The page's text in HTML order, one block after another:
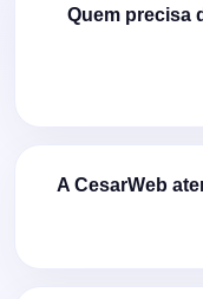
Quem precisa
A CesarWeb